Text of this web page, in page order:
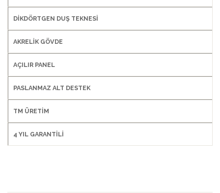
DİKDÖRTGEN DUŞ TEKNESİ
AKRELİK GÖVDE
AÇILIR PANEL
PASLANMAZ ALT DESTEK
TM ÜRETİM
4 YIL GARANTİLİ